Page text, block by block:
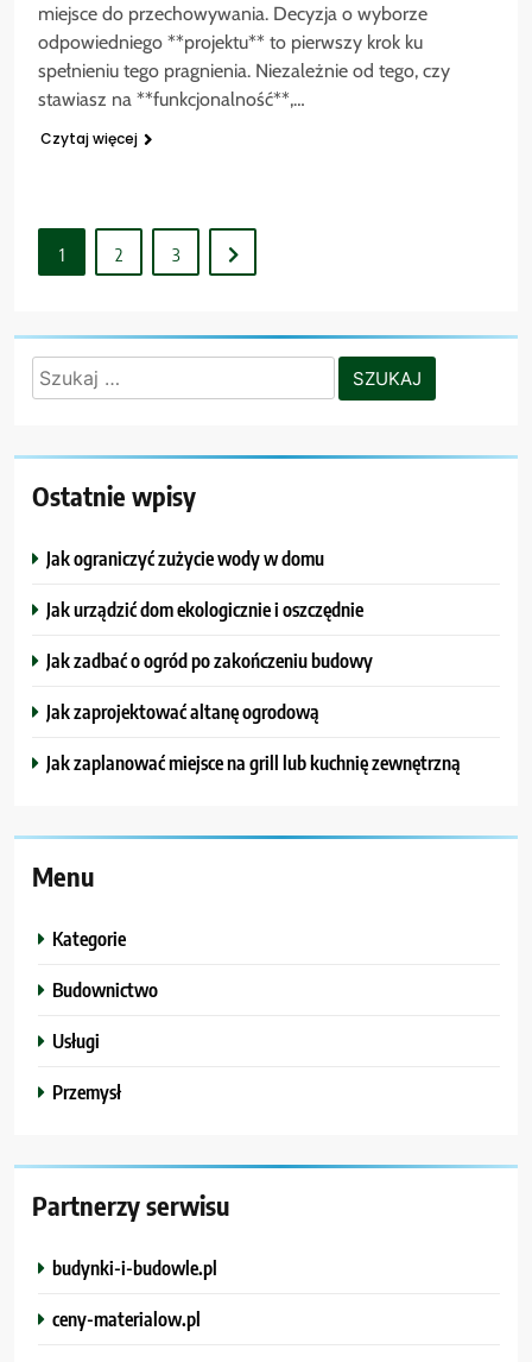
miejsce do przechowywania. Decyzja o wyborze
odpowiedniego **projektu** to pierwszy krok ku
spełnieniu tego pragnienia. Niezależnie od tego, czy
stawiasz na **funkcjonalność**,…
Czytaj więcej
1 2 3
Szukaj:
Ostatnie wpisy
Jak ograniczyć zużycie wody w domu
Jak urządzić dom ekologicznie i oszczędnie
Jak zadbać o ogród po zakończeniu budowy
Jak zaprojektować altanę ogrodową
Jak zaplanować miejsce na grill lub kuchnię zewnętrzną
Menu
Kategorie
Budownictwo
Usługi
Przemysł
Partnerzy serwisu
budynki-i-budowle.pl
ceny-materialow.pl